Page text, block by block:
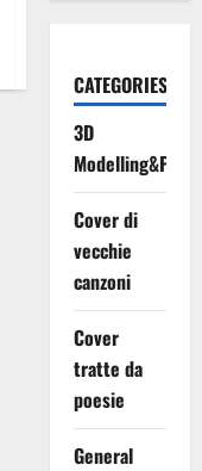
CATEGORIES
3D
Cover di
vecchie
canzoni
Cover
tratte da
poesie
General